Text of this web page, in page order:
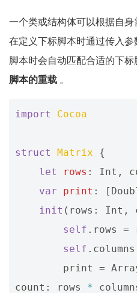
一个类或结构体可以根据自
在定义下标脚本时通过传入
脚本时会自动匹配合适的下
脚本的重载 。
import Cocoa
struct Matrix
{
let
rows : Int ,
var
print : [
init ( rows : Int ,
self . rows =
self . columns
print
=
count : rows *